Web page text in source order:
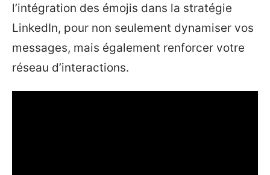
l’intégration des émojis dans la stratégie
LinkedIn, pour non seulement dynamiser vos
messages, mais également renforcer votre
réseau d’interactions.